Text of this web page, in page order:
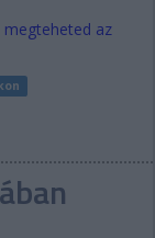
megteheted az